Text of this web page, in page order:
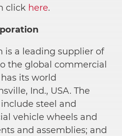
click here.
is a leading supplier of
the global commercial
its world
Ind., USA. The
steel and
vehicle wheels and
and assemblies; and